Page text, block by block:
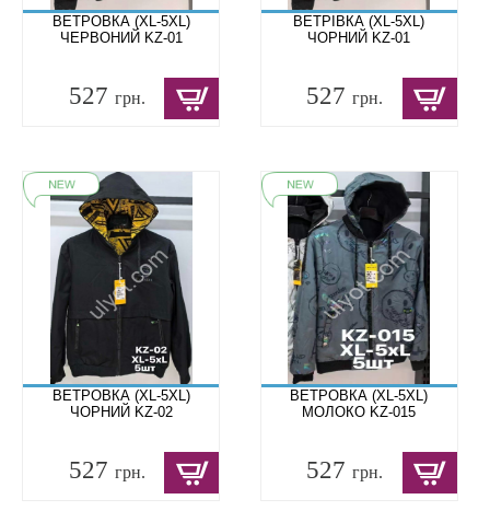
ВЕТРОВКА (XL-5XL)
ЧЕРВОНИЙ KZ-01
527 грн.
ВЕТРІВКА (XL-5XL)
ЧОРНИЙ KZ-01
527грн.
ВЕТРОВКА (XL-5XL)
ЧОРНИЙ KZ-02
527 грн.
ВЕТРОВКА (XL-5XL)
МОЛОКО KZ-015
527грн.